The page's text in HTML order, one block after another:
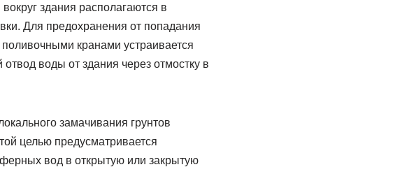
здания располагаются в
Для предохранения от попадания
кранами устраивается
воды от здания через отмостку в
замачивания грунтов
целью предусматривается
вод в открытую или закрытую